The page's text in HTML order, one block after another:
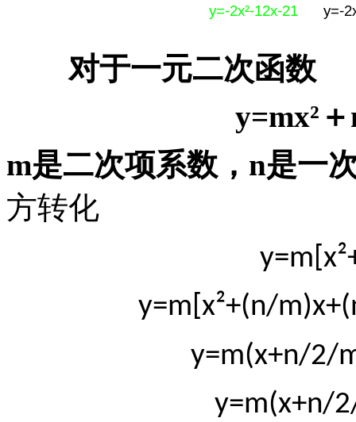
对于一元二次函数
y=mx² ＋
m是二次项系数， n是一
方转化
y=m[x²+(n/
y=m(x+n/2/
y=m(x+n/